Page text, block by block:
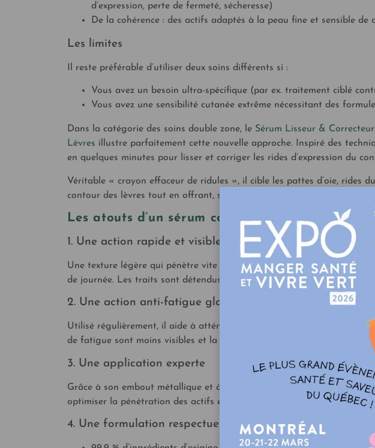
d’expression, perte de fermeté, sécheresse)
De la cohérence : des actifs adaptés à la peau fine et sensible de
Les limites
Il reste préférable d’utiliser deux soins différents si :
Vous avez un besoin ultra-spécifique (par ex. traitement ciblé
Vous avez une sensibilité cutanée extrême nécessitant des
Dans la catégorie des soins double zone, le Sérum Lisseur &
Lèvres illustre parfaitement cette nouvelle approche. Inspiré des
en quelques minutes pour lisser et corriger les rides d’expression du
Véritable « crayon effaceur de ridules », il cible les pattes d’oie, rides
contour des lèvres tout en offrant, sur le long terme, un effet
Les atouts d’un sérum contour des yeux et
1. Une action rapide et visible
Une texture légère qui pénètre vite et un effet lissant en quelques
de journée. Les traits sont détendus, le regard et le sourire paraissent
2. Une action anti-fatigue globale
Utilisé régulièrement, il aide à atténuer poches et cernes, lisser le
de fatigue sont moins visibles et la peau gagne en fermeté.
3. Une application experte
Grâce à son embout métallique et à sa fonction vibration, il associe
optimiser la pénétration des actifs et activer la microcirculation.
4. Une formulation respectueuse